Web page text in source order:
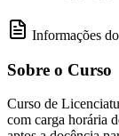
Informações
Sobre o Curso
Curso de
com carga horária